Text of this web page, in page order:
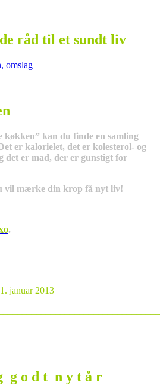
råd til et sundt liv
køkken” kan du finde en samling
er kalorielet, det er kolesterol- og
det er mad, der er gunstigt for
vil mærke din krop få nyt liv!
.
1. januar 2013
g o d t n y t å r